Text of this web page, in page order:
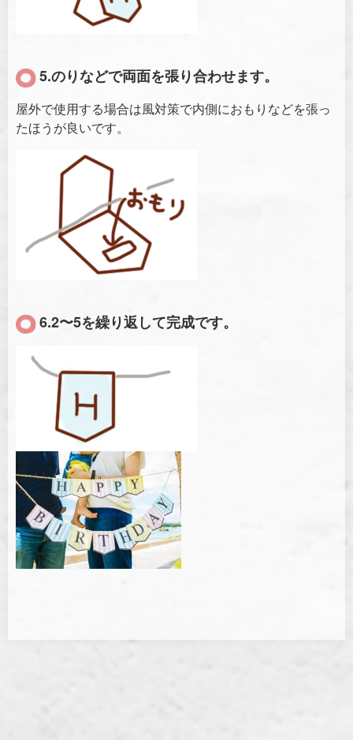
5.のりなどで両面を張り合わせます。
屋外で使用する場合は風対策で内側におもりなどを張っ
たほうが良いです。
6.2〜5を繰り返して完成です。